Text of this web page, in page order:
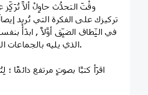
وقْتَ التحدُّث حاوِلْ ألاَّ تُرَكِّز
تركيزك على الفكرة التي تُريد
في النِّطاق الضيِّق أوَّلاً , ابدَأْ
الذي يليه بالجماعات الصغيرة ، ثم الكبيرة بالتدريج.
اقرَأ كتبًا بصوتٍ مرتفع